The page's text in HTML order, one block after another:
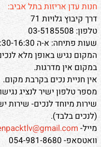
חנות עדן אריזות בתל אביב:
דרך קיבוץ גלויות 71
טלפון: 03-5185508
שעות פתיחה: א-ה 8:30-16:30
המקום נגיש באופן מלא
במקום אין מדרגות.
אין חניית נכים בקרבת מקום.
מספר טלפון ישיר לנציג נגישות:
שירות מיוחד לנכים- שירות
(לנכים בלבד).
מייל-
וואטסאפ- 054-981-8680